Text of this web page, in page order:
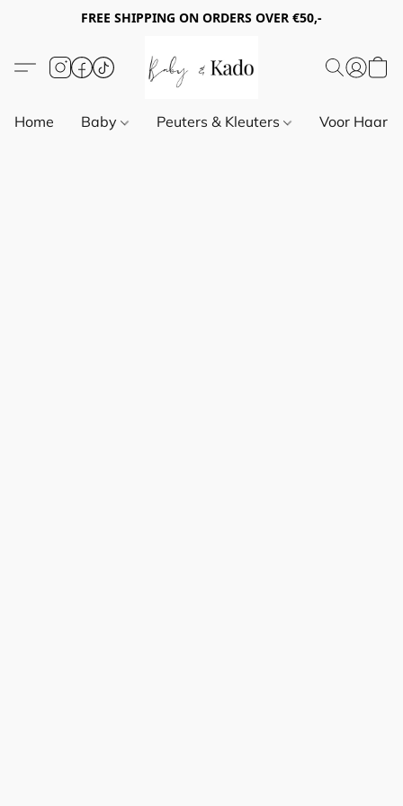
FREE SHIPPING ON ORDERS OVER €50,-
Home Baby Peuters & Kleuters Voor Haar